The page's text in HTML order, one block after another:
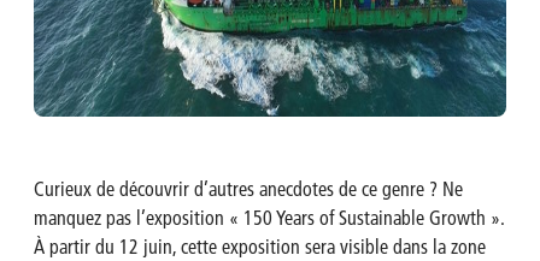
Curieux de découvrir d’autres anecdotes de ce genre ? Ne
manquez pas l’exposition « 150 Years of Sustainable Growth ».
À partir du 12 juin, cette exposition sera visible dans la zone